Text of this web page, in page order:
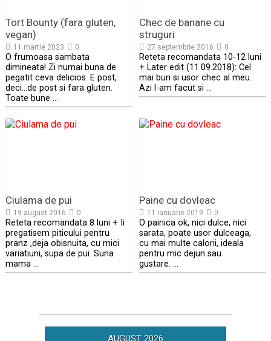
Tort Bounty (fara gluten,
vegan)
11 martie 2023 0
O frumoasa sambata
dimineata! Zi numai buna de
pegatit ceva delicios. E post,
deci…de post si fara gluten.
Toate bune …
Chec de banane cu
struguri
27 septembrie 2016 0
Reteta recomandata 10-12 luni
+ Later edit (11.09.2018): Cel
mai bun si usor chec al meu.
Azi l-am facut si …
Ciulama de pui
19 august 2016 0
Reteta recomandata 8 luni + Ii
pregatisem piticului pentru
pranz ,deja obisnuita, cu mici
variatiuni, supa de pui. Suna
mama …
Paine cu dovleac
11 ianuarie 2019 0
O painica ok, nici dulce, nici
sarata, poate usor dulceaga,
cu mai multe calorii, ideala
pentru mic dejun sau
gustare. …
AUGUST 2026